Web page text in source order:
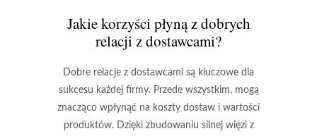
Jakie korzyści płyną z dobrych
relacji z dostawcami?
Dobre relacje z dostawcami są kluczowe dla
sukcesu każdej firmy. Przede wszystkim, mogą
znacząco wpłynąć na koszty dostaw i wartości
produktów. Dzięki zbudowaniu silnej więzi z